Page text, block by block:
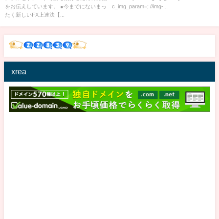
をお伝えしています。 ●今までにないまっ
たく新しいFX上達法【...
c_img_param=; //img-...
xrea